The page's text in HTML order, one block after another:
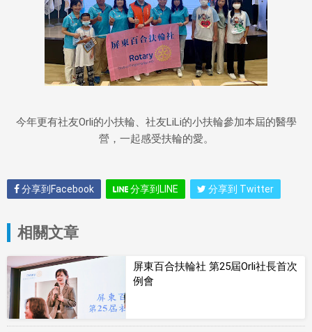
今年更有社友Orli的小扶輪、社友LiLi的小扶輪參加本屆的醫學
營，一起感受扶輪的愛。
分享到Facebook 分享到LINE 分享到 Twitter
相關文章
屏東百合扶輪社 第25屆Orli社長首次
例會